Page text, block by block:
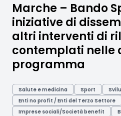
Marche – Bando
iniziative di
altri interventi di
contemplati nelle
programma
Salute e medicina Sport
Enti no profit / Enti del Terzo Settore
Imprese sociali/Società benefit